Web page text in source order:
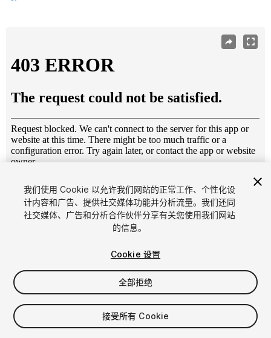
1/6
$7.99
增值税将在结算时计算
我们使用 Cookie 以允许我们网站的正常工作、个性化设
计内容和广告、提供社交媒体功能并分析流量。我们还同
社交媒体、广告和分析合作伙伴分享有关您使用我们网站
的信息。
Cookie 设置
全部拒绝
接受所有 Cookie